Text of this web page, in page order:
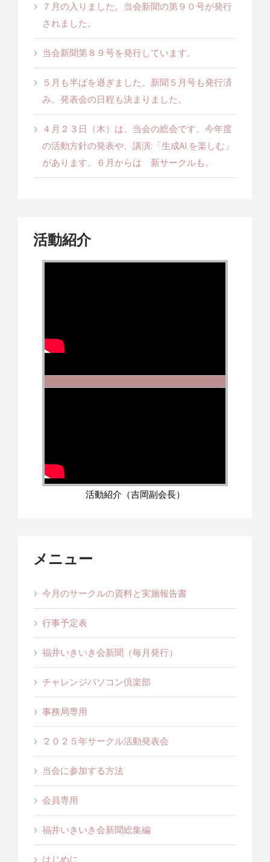
７月の入りました。当会新聞の第９０号が発行
されました。
当会新聞第８９号を発行しています。
５月も半ばを過ぎました。新聞５月号も発行済
み。発表会の日程も決まりました。
４月２３日（木）は、当会の総会です。今年度
の活動方針の発表や、講演:「生成AI を楽しむ」
があります。６月からは 新サークルも。
活動紹介
活動紹介（吉岡副会長）
メニュー
今月のサークルの資料と実施報告書
行事予定表
福井いきいき会新聞（毎月発行）
チャレンジパソコン倶楽部
事務局専用
２０２５年サークル活動発表会
当会に参加する方法
会員専用
福井いきいき会新聞総集編
はじめに